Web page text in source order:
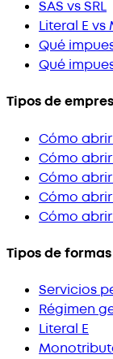
SAS vs SRL
Literal E
Qué
Qué
Tipos de
Cómo abrir
Cómo abrir
Cómo
Cómo
Cómo
Tipos de formas
Servicios
Régimen
Literal E